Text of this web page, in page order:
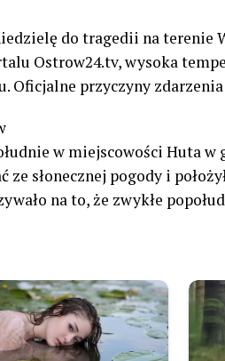
do tragedii na terenie
Ostrow24.tv, wysoka
Oficjalne przyczyny
w miejscowości Huta w
słonecznej pogody i
na to, że zwykłe